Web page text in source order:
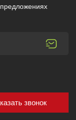
звонок